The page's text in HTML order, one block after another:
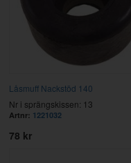
Låsmuff Nackstöd 140
Nr i sprängskissen: 13
Artnr: 1221032
78 kr